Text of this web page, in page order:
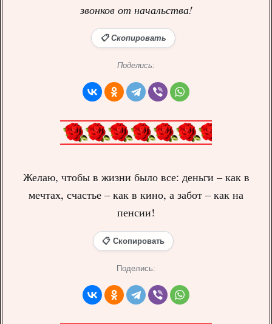
звонков от начальства!
📋 Скопировать
Поделись:
Желаю, чтобы в жизни было все: деньги – как в
мечтах, счастье – как в кино, а забот – как на
пенсии!
📋 Скопировать
Поделись: